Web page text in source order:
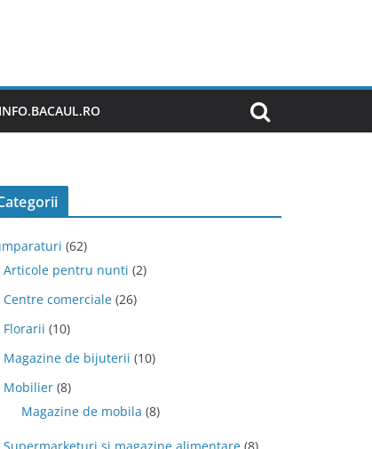
(62)
Articole pentru nunti (2)
Centre comerciale (26)
Florarii (10)
Magazine de bijuterii (10)
Mobilier (8)
Magazine de mobila (8)